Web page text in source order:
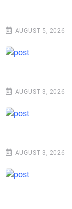
AUGUST 5, 2026
AUGUST 3, 2026
AUGUST 3, 2026